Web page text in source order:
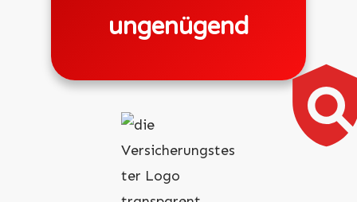
ungenügend